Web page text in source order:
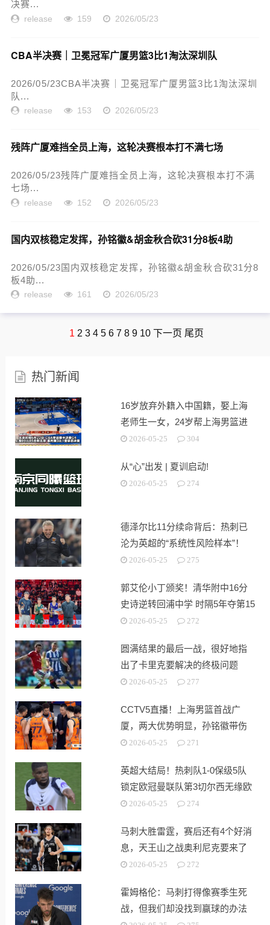
决赛...
release 159 2026/05/23
CBA半决赛｜卫冕冠军广厦男篮3比1淘汰深圳队
2026/05/23CBA半决赛｜卫冕冠军广厦男篮3比1淘汰深圳
队...
release 153 2026/05/23
残阵广厦难挡全员上海，这轮决赛根本打不满七场
2026/05/23残阵广厦难挡全员上海，这轮决赛根本打不满
七场...
release 152 2026/05/23
国内双核稳定发挥，孙铭徽&胡金秋合砍31分8板4助
2026/05/23国内双核稳定发挥，孙铭徽&胡金秋合砍31分8
板4助...
release 161 2026/05/23
1 2 3 4 5 6 7 8 9 10 下一页 尾页
热门新闻
16岁放弃外籍入中国籍，娶上海
老师生一女，24岁帮上海男篮进
决赛
2026-05-25 304
从“心”出发 | 夏训启动!
2026-05-25 274
德泽尔比11分续命背后：热刺已
沦为英超的“系统性风险样本”！
2026-05-25 275
郭艾伦小丁颁奖！清华附中16分
史诗逆转回浦中学 时隔5年夺第15
冠2026-05-25 272
圆满结果的最后一战，很好地指
出了卡里克要解决的终极问题
2026-05-25 277
CCTV5直播！上海男篮首战广
厦，两大优势明显，孙铭徽带伤
出战！
2026-05-25 271
英超大结局！热刺队1-0保级5队
锁定欧冠曼联队第3切尔西无缘欧
战2026-05-25 274
马刺大胜雷霆，赛后还有4个好消
息，天王山之战奥利尼克要来了
2026-05-25 272
霍姆格伦：马刺打得像赛季生死
战，但我们却没找到赢球的办法